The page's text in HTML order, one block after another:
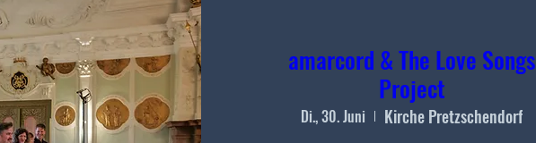
amarcord & The Love Songs
Project
Di., 30. Juni Kirche Pretzschendorf